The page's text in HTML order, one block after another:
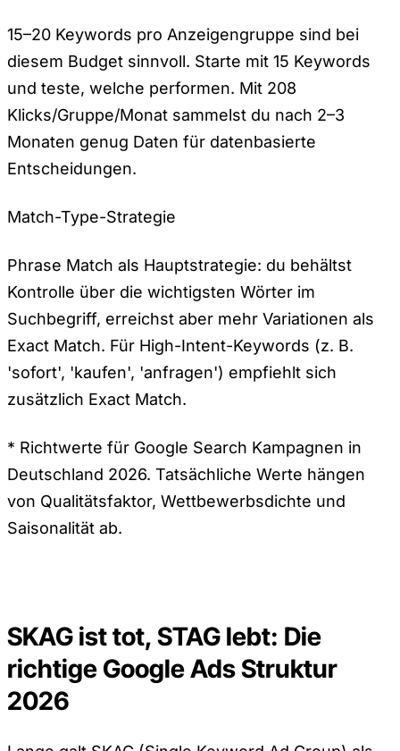
15–20 Keywords pro Anzeigengruppe sind bei
diesem Budget sinnvoll. Starte mit 15 Keywords
und teste, welche performen. Mit 208
Klicks/Gruppe/Monat sammelst du nach 2–3
Monaten genug Daten für datenbasierte
Entscheidungen.
Match-Type-Strategie
Phrase Match als Hauptstrategie: du behältst
Kontrolle über die wichtigsten Wörter im
Suchbegriff, erreichst aber mehr Variationen als
Exact Match. Für High-Intent-Keywords (z. B.
'sofort', 'kaufen', 'anfragen') empfiehlt sich
zusätzlich Exact Match.
* Richtwerte für Google Search Kampagnen in
Deutschland 2026. Tatsächliche Werte hängen
von Qualitätsfaktor, Wettbewerbsdichte und
Saisonalität ab.
SKAG ist tot, STAG lebt: Die
richtige Google Ads Struktur
2026